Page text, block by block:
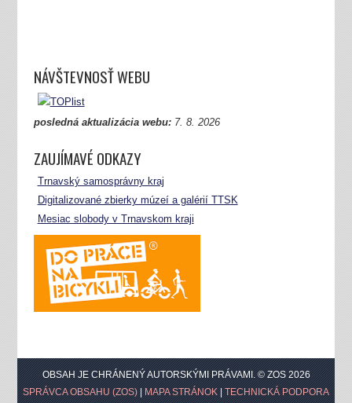
NÁVŠTEVNOSŤ WEBU
posledná aktualizácia webu:7. 8. 2026
ZAUJÍMAVÉ ODKAZY
Trnavský samosprávny kraj
Digitalizované zbierky múzeí a galérií TTSK
Mesiac slobody v Trnavskom kraji
OBSAH JE CHRÁNENÝ AUTORSKÝMI PRÁVAMI. © ZOS 2026
SPRÁVCA OBSAHU (ZOS)
MAPA STRÁNOK
TECHNICKÁ PODPORA